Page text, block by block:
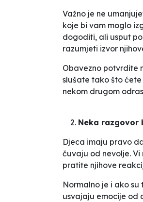
Važno je ne
koje bi vam moglo
dogoditi, ali usput
razumjeti izvor
Obavezno potvrdite
slušate tako što
nekom drugom
Neka razgovor
Djeca imaju pravo
čuvaju od nevolje.
pratite njihove
Normalno je i ako
usvajaju emocije od